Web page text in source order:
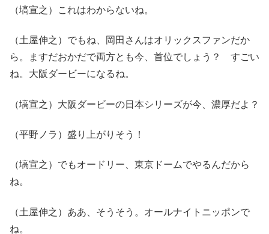
（塙宣之）これはわからないね。
（土屋伸之）でもね、岡田さんはオリックスファンだか
ら。ますだおかだで両方とも今、首位でしょう？ すごい
ね。大阪ダービーになるね。
（塙宣之）大阪ダービーの日本シリーズが今、濃厚だよ？
（平野ノラ）盛り上がりそう！
（塙宣之）でもオードリー、東京ドームでやるんだから
ね。
（土屋伸之）ああ、そうそう。オールナイトニッポンで
ね。